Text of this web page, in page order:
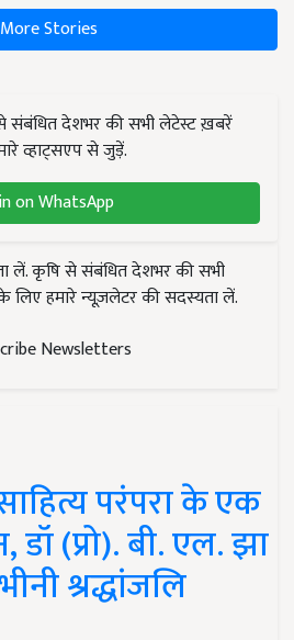
More Stories
संबंधित देशभर की सभी लेटेस्ट ख़बरें
व्हाट्सएप से जुड़ें.
on WhatsApp
लें. कृषि से संबंधित देशभर की सभी
हमारे न्यूज़लेटर की सदस्यता लें.
Newsletters
परंपरा के एक
(प्रो). बी. एल. झा
श्रद्धांजलि